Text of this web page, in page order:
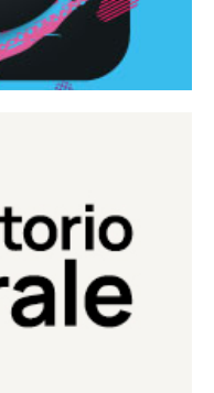
Eduardo de Filippo